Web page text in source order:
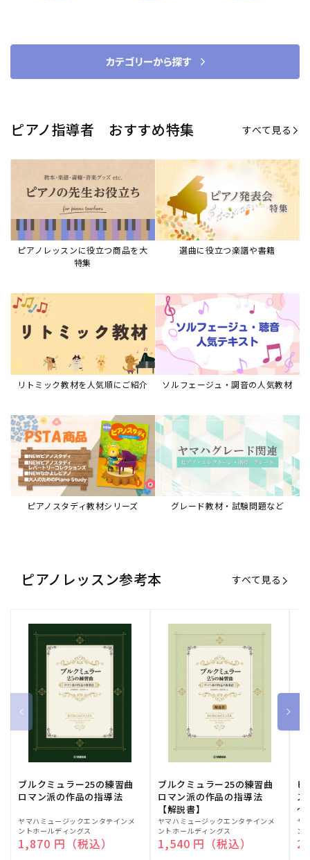
ピアノ指導者 おすすめ特集 すべて見る
ピアノレッスンに役立つ商品を大
特集
選曲に役立つ楽譜や書籍
リトミック教材を人気順にご紹介 ソルフェージュ・調音の人気教材
ピアノスタディ教材シリーズ グレード教材・試験問題など
ピアノレッスン参考本 すべて見る
ブルクミュラー25の練習曲
ロマン派の作品の指導法
販
売
元:
ヤマハミュージックエンタテインメ
ントホールディングス
通常価格
1,870 円（税込）
ブルクミュラー25の練習曲
ロマン派の作品の指導法
【解説書】
販
売
元:
ヤマハミュージックエンタテインメ
ントホールディングス
通常価格
1,540 円（税込）
ピ
ス
～
販
売
元:
ヤ
ン